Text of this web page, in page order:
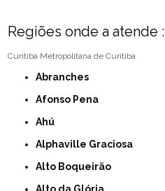
Regiões onde a atende :
Curitiba Metropolitana de Curitiba
Abranches
Afonso Pena
Ahú
Alphaville Graciosa
Alto Boqueirão